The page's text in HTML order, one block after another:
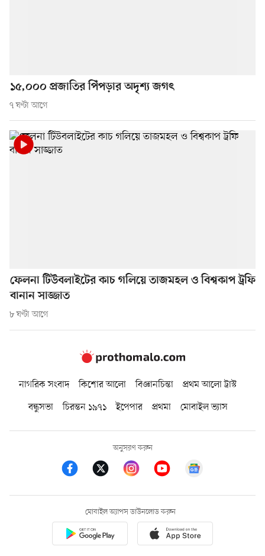
১৫,০০০ প্রজাতির পিঁপড়ার অদৃশ্য জগৎ
৭ ঘণ্টা আগে
ফেলনা টিউবলাইটের কাচ গলিয়ে তাজমহল ও বিশ্বকাপ ট্রফি
বানান সাজ্জাত
৮ ঘণ্টা আগে
নাগরিক সংবাদ কিশোর আলো বিজ্ঞানচিন্তা
প্রথম আলো ট্রাস্ট
বন্ধুসভা
চিরন্তন ১৯৭১ ইপেপার প্রথমা মোবাইল ভ্যাস
অনুসরণ করুন
মোবাইল অ্যাপস ডাউনলোড করুন